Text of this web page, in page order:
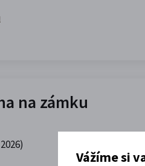
na zámku
Vážíme si